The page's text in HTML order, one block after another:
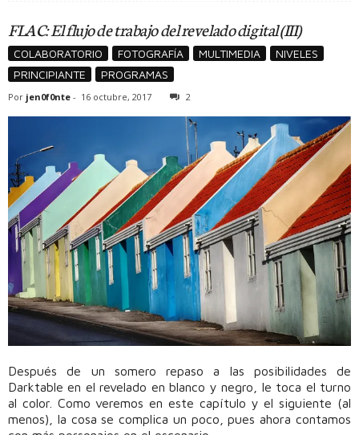
FLAC: El flujo de trabajo del revelado digital (III)
COLABORATORIO FOTOGRAFÍA MULTIMEDIA
NIVELES
PRINCIPIANTE
PROGRAMAS
Por jen0f0nte - 16 octubre, 2017 2
Después de un somero repaso a las posibilidades de
Darktable en el revelado en blanco y negro, le toca el turno
al color. Como veremos en este capítulo y el siguiente (al
menos), la cosa se complica un poco, pues ahora contamos